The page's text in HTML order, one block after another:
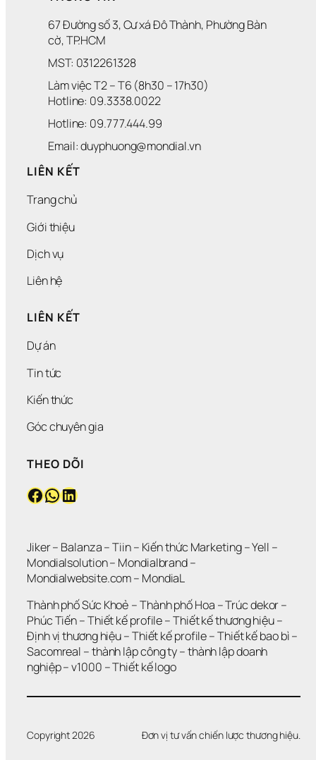
67 Đường số 3, Cư xá Đô Thành, Phường Bàn
cờ, TP.HCM
MST: 0312261328
Làm việc T2 – T6 (8h30 – 17h30)
Hotline: 09.3338.0022
Hotline: 09.777.444.99
Email: duyphuong@mondial.vn
LIÊN KẾT
Trang chủ
Giới thiệu
Dịch vụ
Liên hệ
LIÊN KẾT
Dự án
Tin tức
Kiến thức
Góc chuyên gia
THEO DÕI
Facebook WhatsApp LinkedIn
Jiker – Balanza – Tiin – Kiến thức Marketing – Yell
Mondialsolution – Mondialbrand
Mondialwebsite.com – MondiaL
Thành phố Sức Khoẻ – Thành phố Hoa – Trúc dekor
Phúc Tiến – Thiết kế profile – Thiết kế thương hiệu
Định vị thương hiệu – Thiết kế profile – Thiết kế bao bì
Sacomreal – thành lập công ty – thành lập doanh
nghiệp – v1000 – Thiết kế logo
Copyright 2026 Đơn vị tư vấn chiến lược thương hiệu.